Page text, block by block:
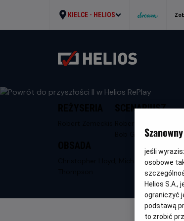
KIELCE - HELIOS
SCENARIUSZ
Christopher Lloyd, Michael J. Fox, Lea
jeśli
osobowe
Helios S.A.,
ograniczyć
podstawą
to zrobić